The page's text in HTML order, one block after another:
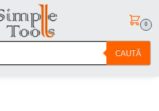
CAUTĂ
0
orice – Comanzi simplu
si utilaje de atelier Aeroterme/Sobe si Incalzitoare